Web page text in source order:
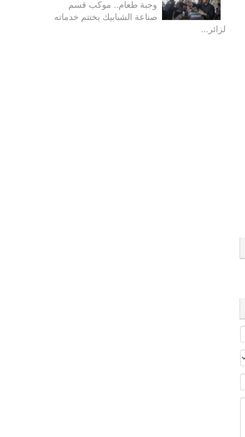
وجبة طعام.. موكب قسم
صناعة الشبابيك يختتم خدماته
لزائر...